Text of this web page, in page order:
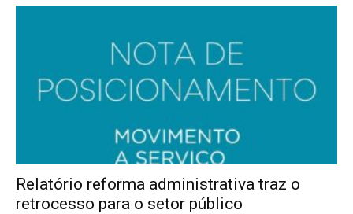
Relatório reforma administrativa traz o
retrocesso para o setor público